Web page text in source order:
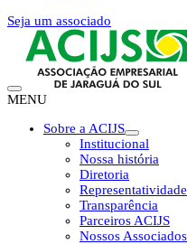
Seja um associado
MENU
Sobre a ACIJS
Institucional
Nossa história
Diretoria
Representatividade
Transparência
Parceiros ACIJS
Nossos Associados